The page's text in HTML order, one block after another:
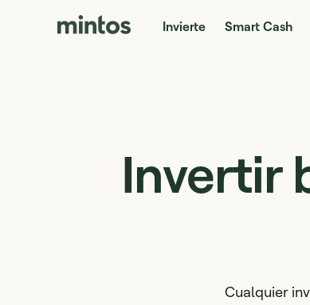
Invierte Smart Cash
Invertir
Cualquier